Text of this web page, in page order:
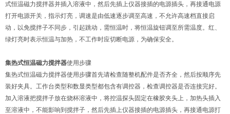
式恒温磁力搅拌器并插入溶液中，然后先插上仪器接插的电源插头，再接通电源
打开电源开关，指示灯亮，调速是由低速逐步调至高速，不允许高速档直接启
动，以免搅拌子不同步，引起跳动，需恒温时，将恒温旋钮调至所需温度。红、
绿灯亮时表示恒温与加热，不工作时应切断电源，为确保安全。
集热式恒温磁力搅拌器使用步骤
集热式恒温磁力搅拌器使用步骤首先请检查随整机配件是否齐全，然后按顺序先
装好夹具。工作台类型和数显类型都包含有调控器，检查调控器是否连接完好。
加入溶液把搅拌子放在烧杯溶液中，将控温探头固定在橡胶夹头上，加热头插入
至溶液中，不能影响到搅拌子，然后先插上仪器接插的电源插头，再接通电源打